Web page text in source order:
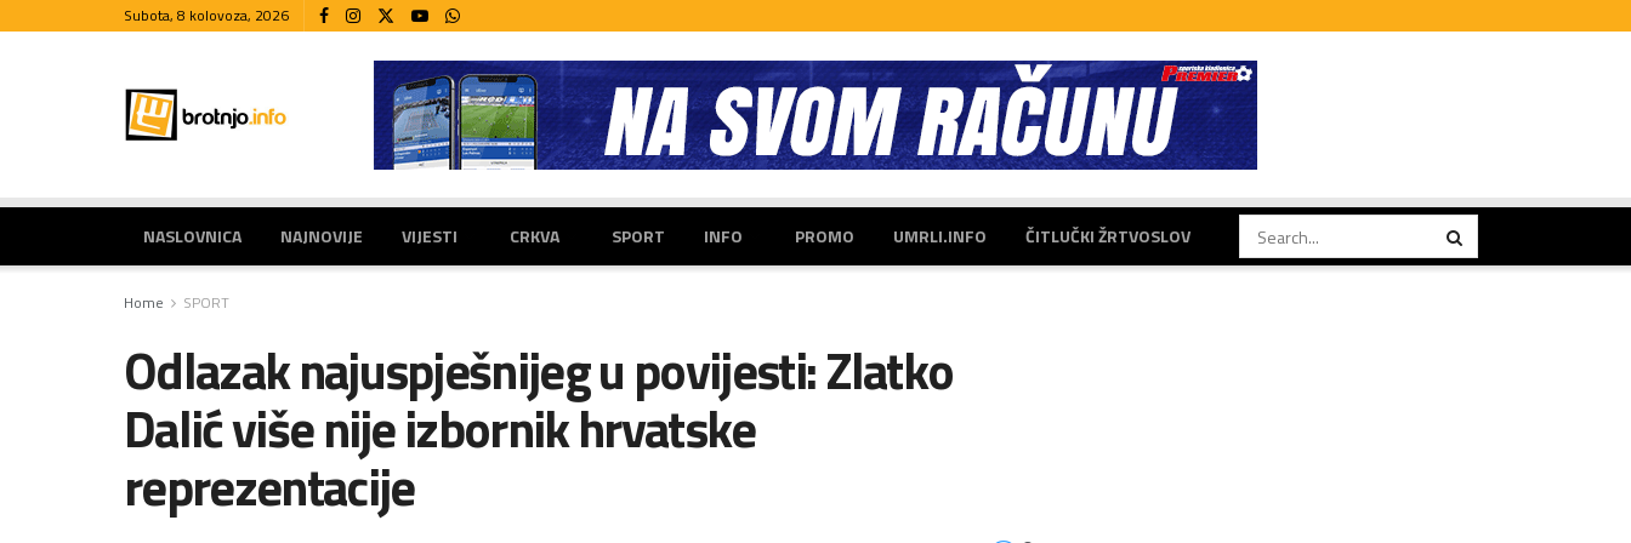
Subota, 8 kolovoza, 2026
NASLOVNICA NAJNOVIJE VIJESTI CRKVA SPORT INFO PROMO UMRLI.INFO ČITLUČKI ŽRTVOSLOV
Home SPORT
Odlazak najuspješnijeg u povijesti: Zlatko
Dalić više nije izbornik hrvatske
reprezentacije